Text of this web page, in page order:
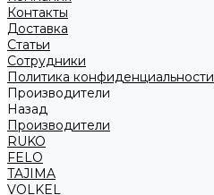
Контакты
Доставка
Статьи
Сотрудники
Политика конфиденциальности
Производители
Назад
Производители
RUKO
FELO
TAJIMA
VOLKEL